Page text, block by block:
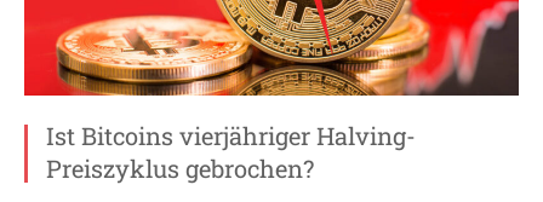
Ist Bitcoins vierjähriger Halving-
Preiszyklus gebrochen?